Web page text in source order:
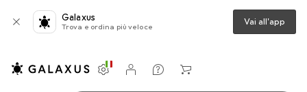
Galaxus
Trova e ordina più veloce Vai all'app
Impostazioni
Conto cliente
Liste di confronto
Liste dei desideri
Carrello